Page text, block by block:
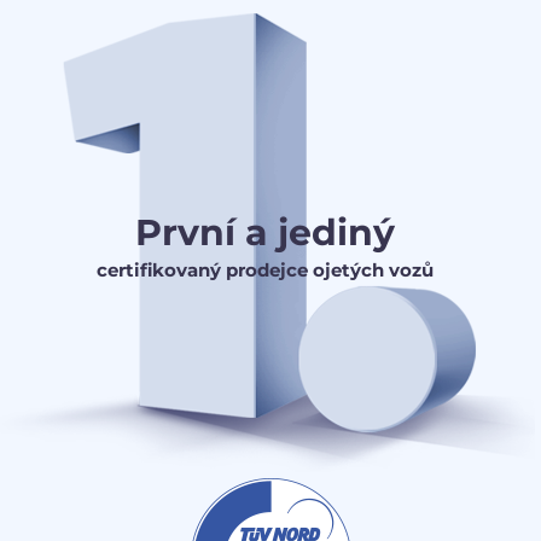
První a jediný
certifikovaný prodejce ojetých vozů